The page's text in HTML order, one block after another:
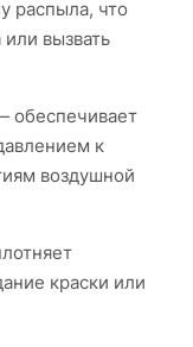
распыла, что
вызвать
обеспечивает
к
воздушной
краски или